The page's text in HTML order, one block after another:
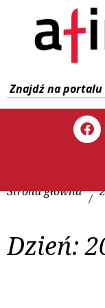
Strona główna /
Dzień: